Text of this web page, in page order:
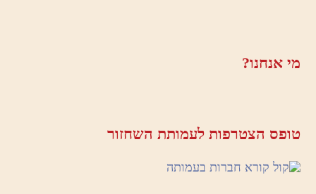
מי אנחנו?
טופס הצטרפות לעמותת השחזור